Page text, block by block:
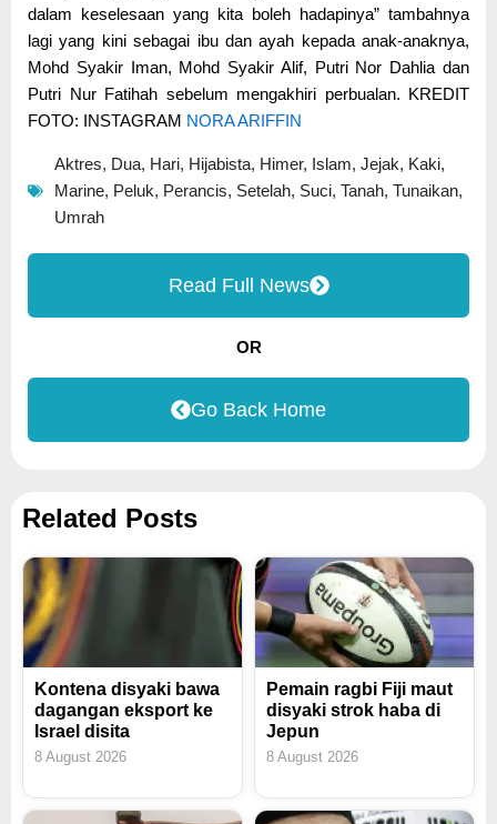
dalam keselesaan yang kita boleh hadapinya” tambahnya
lagi yang kini sebagai ibu dan ayah kepada anak-anaknya,
Mohd Syakir Iman, Mohd Syakir Alif, Putri Nor Dahlia dan
Putri Nur Fatihah sebelum mengakhiri perbualan. KREDIT
FOTO: INSTAGRAM NORA ARIFFIN
Aktres, Dua, Hari, Hijabista, Himer, Islam, Jejak, Kaki,
Marine, Peluk, Perancis, Setelah, Suci, Tanah, Tunaikan,
Umrah
Read Full News
OR
Go Back Home
Related Posts
Kontena disyaki bawa
dagangan eksport ke
Israel disita
8 August 2026
Pemain ragbi Fiji maut
disyaki strok haba di
Jepun
8 August 2026